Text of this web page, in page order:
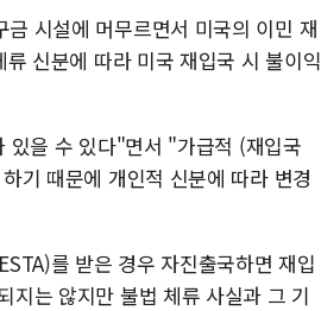
시설에 머무르면서 미국의 이민 재
신분에 따라 미국 재입국 시 불이익
있을 수 있다"면서 "가급적 (재입국
기 때문에 개인적 신분에 따라 변경
를 받은 경우 자진출국하면 재입
지는 않지만 불법 체류 사실과 그 기